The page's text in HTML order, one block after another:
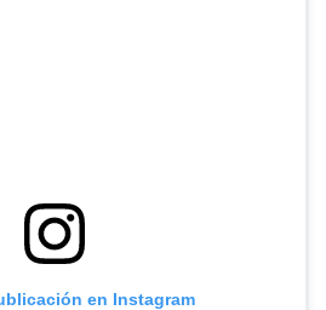
en Instagram